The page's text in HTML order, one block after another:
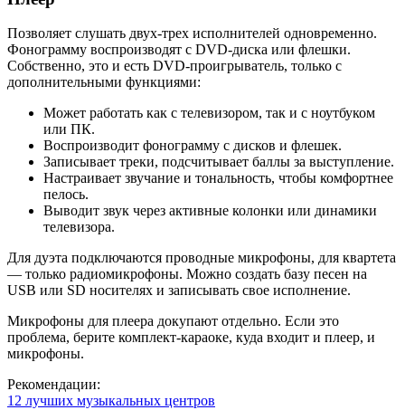
Позволяет слушать двух-трех исполнителей одновременно.
Фонограмму воспроизводят с DVD-диска или флешки.
Собственно, это и есть DVD-проигрыватель, только с
дополнительными функциями:
Может работать как с телевизором, так и с ноутбуком
или ПК.
Воспроизводит фонограмму с дисков и флешек.
Записывает треки, подсчитывает баллы за выступление.
Настраивает звучание и тональность, чтобы комфортнее
пелось.
Выводит звук через активные колонки или динамики
телевизора.
Для дуэта подключаются проводные микрофоны, для квартета
— только радиомикрофоны. Можно создать базу песен на
USB или SD носителях и записывать свое исполнение.
Микрофоны для плеера докупают отдельно. Если это
проблема, берите комплект-караоке, куда входит и плеер, и
микрофоны.
Рекомендации:
12 лучших музыкальных центров